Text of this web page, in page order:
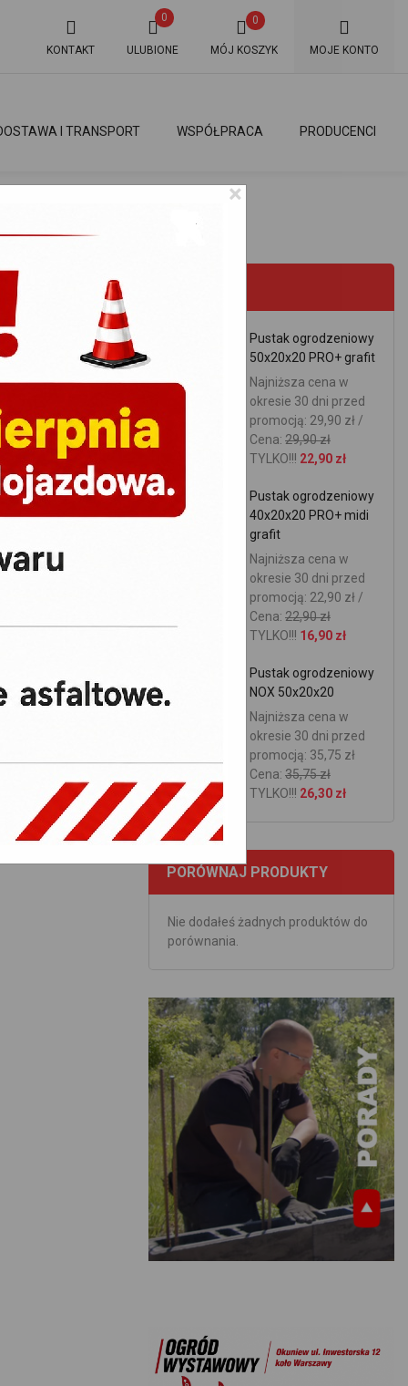
KONTAKT
0
ULUBIONE MÓJ KOSZYK
0
MOJE KONTO
PRODUCENCI
WSPÓŁPRACA
I TRANSPORT
Pustak ogrodzeniowy
50x20x20 PRO+ grafit
Najniższa cena w
okresie 30 dni przed
promocją: 29,90 zł /
Cena: 29,90 zł
TYLKO!!! 22,90 zł
Pustak ogrodzeniowy
40x20x20 PRO+ midi
grafit
Najniższa cena w
okresie 30 dni przed
promocją: 22,90 zł /
Cena: 22,90 zł
TYLKO!!! 16,90 zł
Pustak ogrodzeniowy
NOX 50x20x20
Najniższa cena w
okresie 30 dni przed
promocją: 35,75 zł
Cena: 35,75 zł
TYLKO!!! 26,30 zł
PORÓWNAJ PRODUKTY
Nie dodałeś żadnych produktów do
porównania.
×